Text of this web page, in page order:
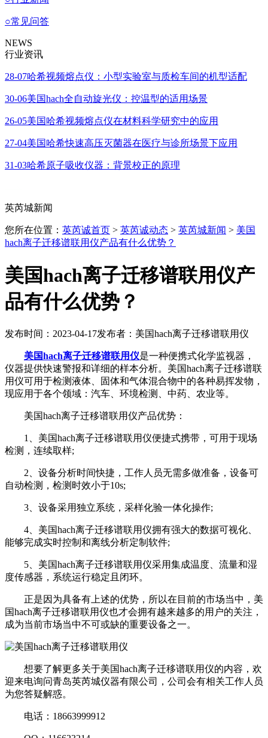
○常见问答
NEWS
行业资讯
28-07哈希视频熔点仪：小型实验室与质检车间的机型适配
30-06美国hach全自动旋光仪：控温型的适用场景
26-05美国哈希视频熔点仪在材料科学研究中的应用
27-04美国哈希快速高压灭菌器在医疗与诊所场景下应用
31-03哈希原子吸收仪器：背景校正的原理
英芮城新闻
您所在位置： 英芮诚首页 > 英芮诚动态 > 英芮城新闻 > 美国
hach离子迁移谱联用仪产品有什么优势？
美国hach离子迁移谱联用仪产
品有什么优势？
发布时间：2023-04-17发布者：美国hach离子迁移谱联用仪
美国hach离子迁移谱联用仪是一种便携式化学监视器，
仪器提供快速警报和详细的样本分析。美国hach离子迁移谱联
用仪可用于检测液体、固体和气体混合物中的各种易挥发物，
现应用于各个领域：汽车、环境检测、中药、农业等。
美国hach离子迁移谱联用仪产品优势：
1、美国hach离子迁移谱联用仪便捷式携带，可用于现场
检测，连续取样;
2、设备分析时间快捷，工作人员无需多做准备，设备可
自动检测，检测时效小于10s;
3、设备采用独立系统，采样化验一体化操作;
4、美国hach离子迁移谱联用仪拥有强大的数据可视化、
能够完成实时控制和离线分析定制软件;
5、美国hach离子迁移谱联用仪采用集成温度、流量和湿
度传感器，系统运行稳定且闭环。
正是因为具备有上述的优势，所以在目前的市场当中，美
国hach离子迁移谱联用仪也才会拥有越来越多的用户的关注，
成为当前市场当中不可或缺的重要设备之一。
想要了解更多关于美国hach离子迁移谱联用仪的内容，欢
迎来电询问青岛英芮城仪器有限公司，公司会有相关工作人员
为您答疑解惑。
电话：18663999912